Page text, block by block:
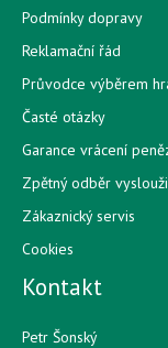
Podmínky dopravy
Reklamační řád
Průvodce výběrem
Časté otázky
Garance vrácení
Zpětný odběr
Zákaznický servis
Cookies
Kontakt
Petr Šonský